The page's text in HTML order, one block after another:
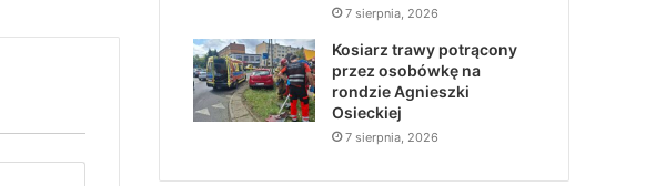
7 sierpnia, 2026
Kosiarz trawy potrącony
przez osobówkę na
rondzie Agnieszki
Osieckiej
7 sierpnia, 2026